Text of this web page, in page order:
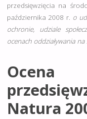
przedsięwzięcia na
października 2008 r. o
ochronie, udziale
ocenach oddziaływania
Ocena
Natura